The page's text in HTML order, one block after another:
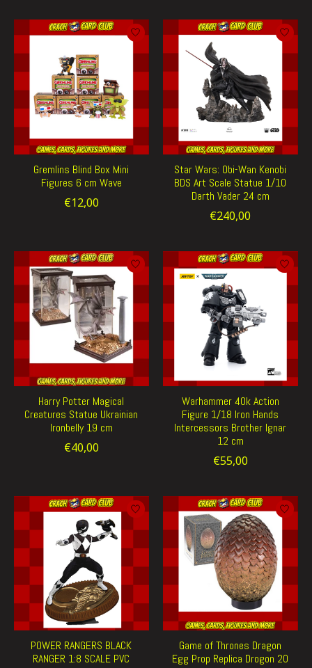
Gremlins Blind Box Mini
Figures 6 cm Wave
€12,00
Star Wars: Obi-Wan Kenobi
BDS Art Scale Statue 1/10
Darth Vader 24 cm
€240,00
Harry Potter Magical
Creatures Statue Ukrainian
Ironbelly 19 cm
€40,00
Warhammer 40k Action
Figure 1/18 Iron Hands
Intercessors Brother Ignar
12 cm
€55,00
POWER RANGERS BLACK
RANGER 1:8 SCALE PVC
Game of Thrones Dragon
Egg Prop Replica Drogon 20